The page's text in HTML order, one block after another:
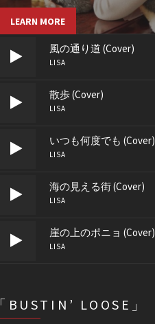
LEARN MORE
風の通り道 (Cover)
LISA
散歩 (Cover)
LISA
いつも何度でも (Cover)
LISA
海の見える街 (Cover)
LISA
崖の上のポニョ (Cover)
LISA
「BUSTIN’ LOOSE」